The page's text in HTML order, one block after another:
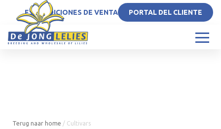
ESCONDICIONES DE VENTA PORTAL DEL CLIENTE
Terug naar home / Cultivars